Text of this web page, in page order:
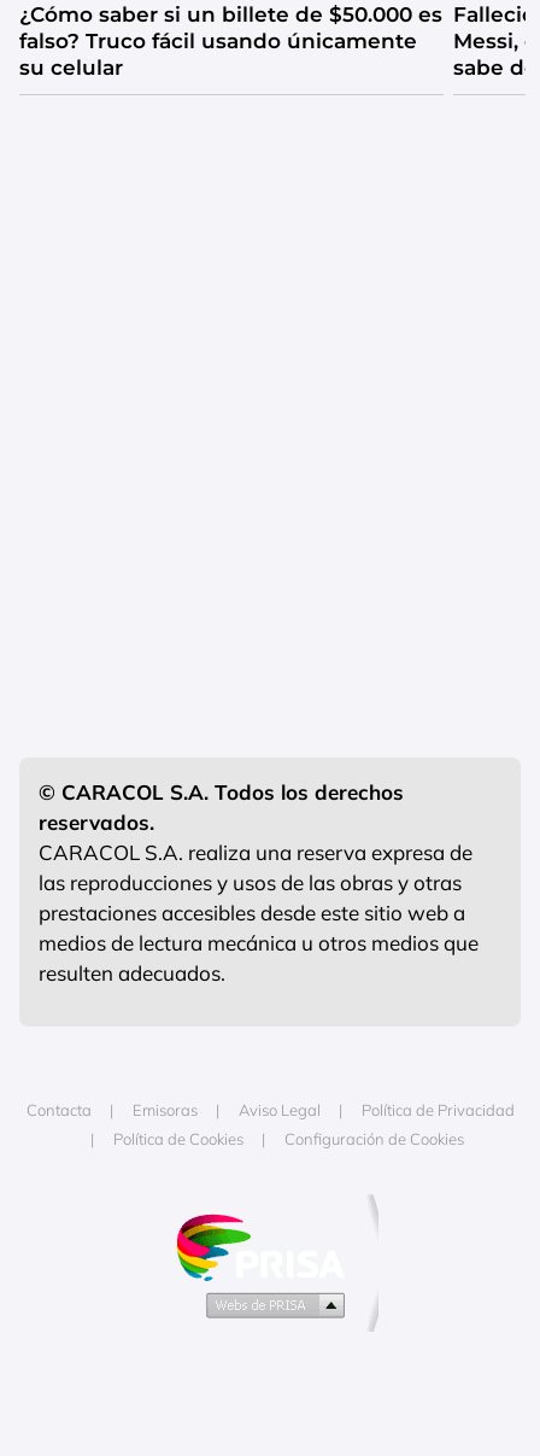
¿Cómo saber si un billete de $50.000 es
falso? Truco fácil usando únicamente
su celular
Messi,
sabe
© CARACOL S.A. Todos los derechos
reservados.
CARACOL S.A. realiza una reserva expresa de
las reproducciones y usos de las obras y otras
prestaciones accesibles desde este sitio web a
medios de lectura mecánica u otros medios que
resulten adecuados.
Contacta Emisoras Aviso Legal
Política de Privacidad
Política de Cookies
Configuración de Cookies